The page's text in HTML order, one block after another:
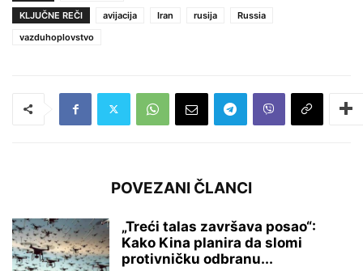
KLJUČNE REČI
avijacija Iran rusija
Russia
vazduhoplovstvo
POVEZANI ČLANCI
„Treći talas završava posao“:
Kako Kina planira da slomi
protivničku odbranu...